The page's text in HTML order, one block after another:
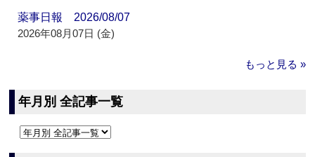
薬事日報 2026/08/07
2026年08月07日 (金)
もっと見る »
年月別 全記事一覧